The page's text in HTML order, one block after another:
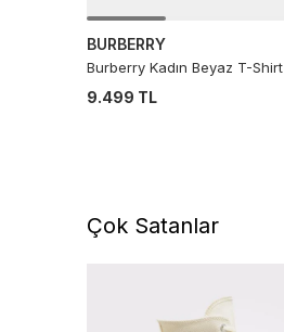
BURBERRY
Burberry Kadın Beyaz T-Shirt
9.499 TL
Çok Satanlar